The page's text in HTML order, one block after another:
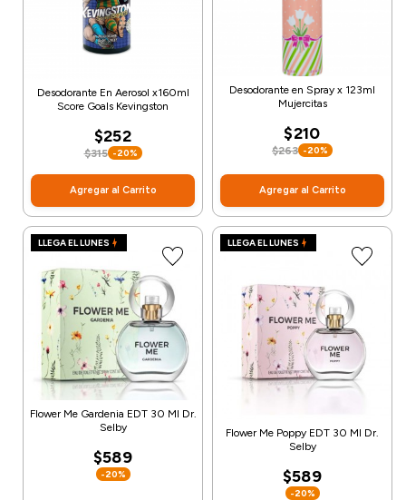
Desodorante En Aerosol x160ml
Score Goals Kevingston
$252
$315 -20%
Agregar al Carrito
Desodorante en Spray x 123ml
Mujercitas
$210
$263 -20%
Agregar al Carrito
LLEGA EL LUNES
Flower Me Gardenia EDT 30 Ml Dr.
Selby
$589
-20%
LLEGA EL LUNES
Flower Me Poppy EDT 30 Ml Dr.
Selby
$589
-20%